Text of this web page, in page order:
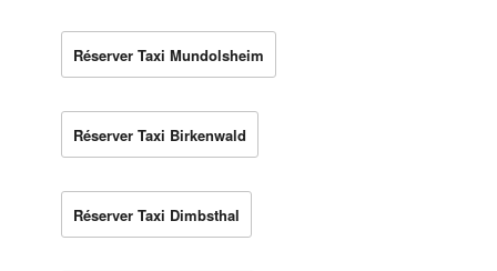
Réserver Taxi Mundolsheim
Réserver Taxi Birkenwald
Réserver Taxi Dimbsthal